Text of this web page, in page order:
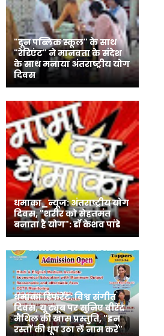
"दून पब्लिक स्कूल" के साथ
"रेडिएंट" ने मानवता के संदेश
के साथ मनाया अंतराष्ट्रीय योग
दिवस
धमाका_न्यूज: अंतराष्ट्रीय योग
दिवस, "शरीर को सेहतमंत
बनाता है योग": डॉ केशव पांडे
धमाका डिफरेंट: विश्व संगीत
दिवस, यू ट्यूब पर सुनिए वीरेंद्र
मैथिल की खास प्रस्तुति, "इन
रस्तों की धूप उठा लें नाम करें"